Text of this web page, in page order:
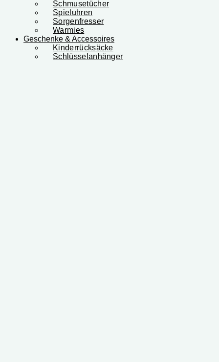
Schmusetücher
Spieluhren
Sorgenfresser
Warmies
Geschenke & Accessoires
Kinderrücksäcke
Schlüsselanhänger